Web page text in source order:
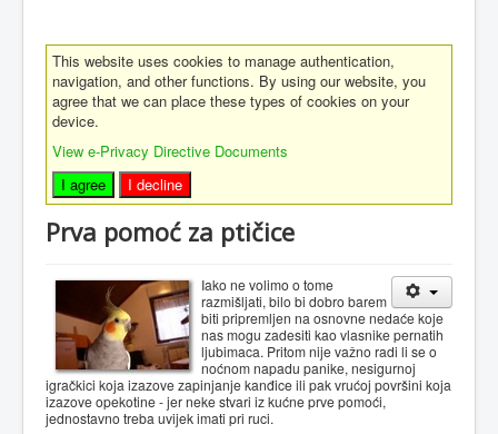
This website uses cookies to manage authentication,
navigation, and other functions. By using our website, you
agree that we can place these types of cookies on your
device.
View e-Privacy Directive Documents
I agree
I decline
Prva pomoć za ptičice
Iako ne volimo o tome
razmišljati, bilo bi dobro barem
biti pripremljen na osnovne nedaće koje
nas mogu zadesiti kao vlasnike pernatih
ljubimaca. Pritom nije važno radi li se o
noćnom napadu panike, nesigurnoj
igračkici koja izazove zapinjanje kanđice ili pak vrućoj površini koja
izazove opekotine - jer neke stvari iz kućne prve pomoći,
jednostavno treba uvijek imati pri ruci.